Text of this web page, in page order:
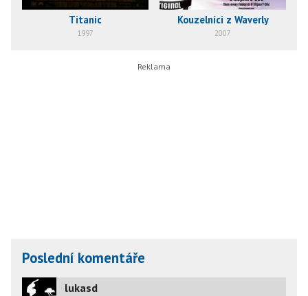
Titanic
1997
Kouzelníci z Waverly
2007
Poslední komentáře
lukasd